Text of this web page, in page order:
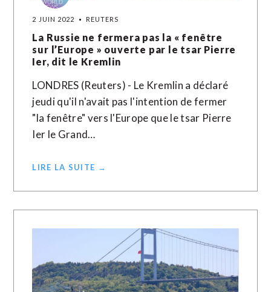
2 JUIN 2022 REUTERS
La Russie ne fermera pas la « fenêtre
sur l’Europe » ouverte par le tsar Pierre
Ier, dit le Kremlin
LONDRES (Reuters) - Le Kremlin a déclaré
jeudi qu'il n'avait pas l'intention de fermer
"la fenêtre" vers l'Europe que le tsar Pierre
Ier le Grand…
LIRE LA SUITE →